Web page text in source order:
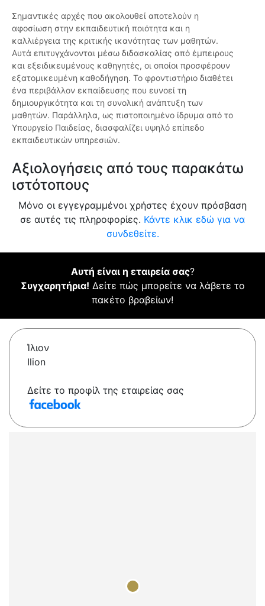
Σημαντικές αρχές που ακολουθεί αποτελούν η
αφοσίωση στην εκπαιδευτική ποιότητα και η
καλλιέργεια της κριτικής ικανότητας των μαθητών.
Αυτά επιτυγχάνονται μέσω διδασκαλίας από έμπειρους
και εξειδικευμένους καθηγητές, οι οποίοι προσφέρουν
εξατομικευμένη καθοδήγηση. Το φροντιστήριο διαθέτει
ένα περιβάλλον εκπαίδευσης που ευνοεί τη
δημιουργικότητα και τη συνολική ανάπτυξη των
μαθητών. Παράλληλα, ως πιστοποιημένο ίδρυμα από το
Υπουργείο Παιδείας, διασφαλίζει υψηλό επίπεδο
εκπαιδευτικών υπηρεσιών.
Αξιολογήσεις από τους παρακάτω
ιστότοπους
Μόνο οι εγγεγραμμένοι χρήστες έχουν πρόσβαση
σε αυτές τις πληροφορίες. Κάντε κλικ εδώ για να
συνδεθείτε.
Αυτή είναι η εταιρεία σας?
Συγχαρητήρια! Δείτε πώς μπορείτε να λάβετε το
πακέτο βραβείων!
Ίλιον
Ilion
Δείτε το προφίλ της εταιρείας σας